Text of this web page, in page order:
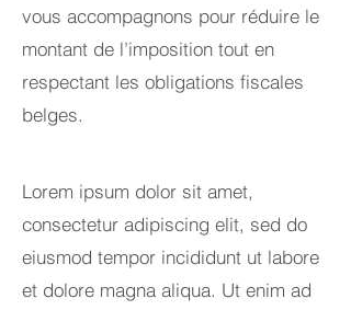
vous accompagnons pour réduire le
montant de l’imposition tout en
respectant les obligations fiscales
belges.
Lorem ipsum dolor sit amet,
consectetur adipiscing elit, sed do
eiusmod tempor incididunt ut labore
et dolore magna aliqua. Ut enim ad